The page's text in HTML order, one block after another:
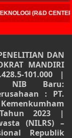
Tgk. Chik Dipineung
DAN
MANDIRI
101.000 |
| NIB Baru:
: PT.
2023 |
(NILRS) –
Republik